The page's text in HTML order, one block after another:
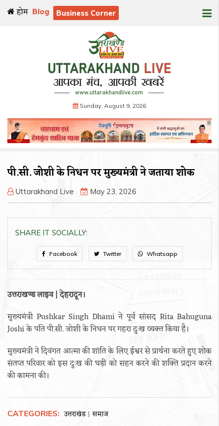
होम Blog Business Corner
Sunday, August 9, 2026
पी.सी. जोशी के निधन पर मुख्यमंत्री ने जताया शोक
Uttarakhand Live May 23, 2026
SHARE IT SOCIALLY:
Facebook Twitter Whatsapp
उत्तराखण्ड लाइव | देहरादून।
मुख्यमंत्री Pushkar Singh Dhami ने पूर्व सांसद Rita Bahuguna
Joshi के पति पी.सी. जोशी के निधन पर गहरा दुःख व्यक्त किया है।
मुख्यमंत्री ने दिवंगत आत्मा की शांति के लिए ईश्वर से प्रार्थना करते हुए शोक
संतप्त परिवार को इस दुःख की घड़ी को सहन करने की शक्ति प्रदान करने
की कामना की।
CATEGORIES: उत्तराखंड | समाज